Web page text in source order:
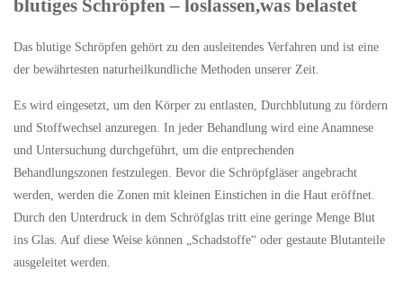
Das blutige Schröpfen gehört zu den ausleitendes Verfahren und ist eine
der bewährtesten naturheilkundliche Methoden unserer Zeit.
Es wird eingesetzt, um den Körper zu entlasten, Durchblutung zu fördern
und Stoffwechsel anzuregen. In jeder Behandlung wird eine Anamnese
und Untersuchung durchgeführt, um die entprechenden
Behandlungszonen festzulegen. Bevor die Schröpfgläser angebracht
werden, werden die Zonen mit kleinen Einstichen in die Haut eröffnet.
Durch den Unterdruck in dem Schröfglas tritt eine geringe Menge Blut
ins Glas. Auf diese Weise können „Schadstoffe“ oder gestaute Blutanteile
ausgeleitet werden.